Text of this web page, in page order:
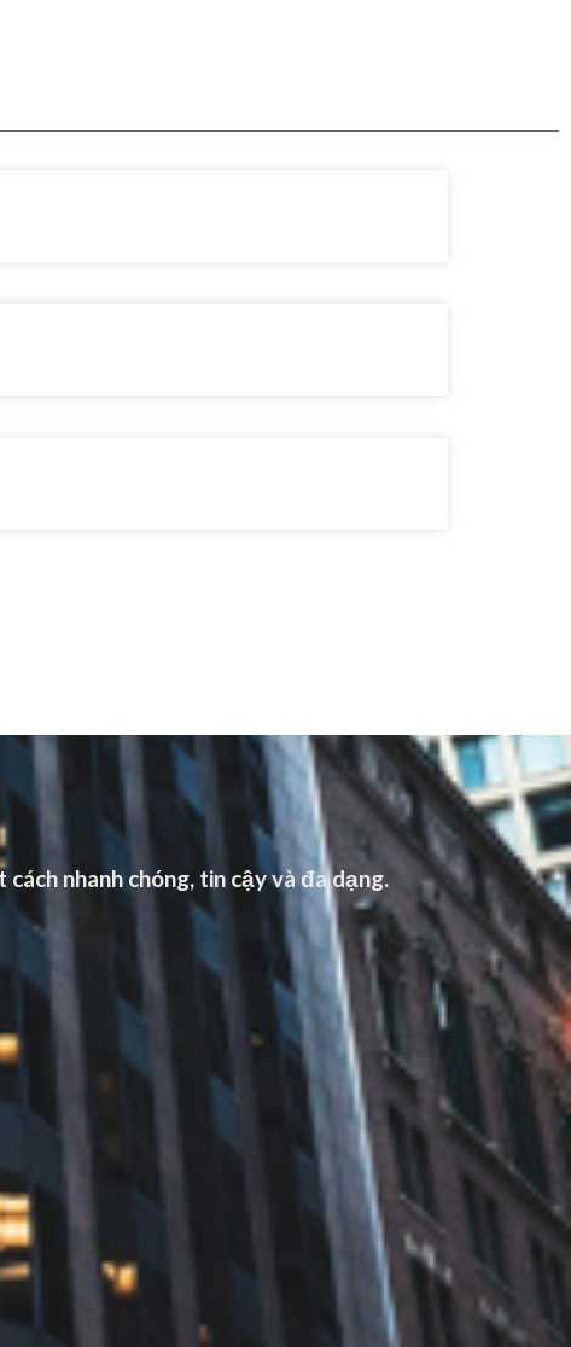
nhanh chóng, tin cậy và đa dạng.